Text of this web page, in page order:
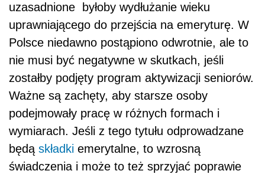
uzasadnione byłoby wydłużanie wieku
uprawniającego do przejścia na emeryturę. W
Polsce niedawno postąpiono odwrotnie, ale to
nie musi być negatywne w skutkach, jeśli
zostałby podjęty program aktywizacji seniorów.
Ważne są zachęty, aby starsze osoby
podejmowały pracę w różnych formach i
wymiarach. Jeśli z tego tytułu odprowadzane
będą składki emerytalne, to wzrosną
świadczenia i może to też sprzyjać poprawie